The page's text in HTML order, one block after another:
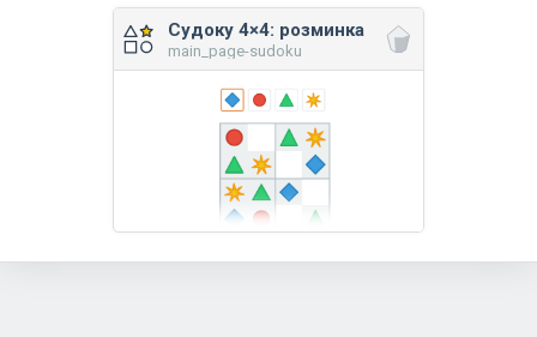
Судоку 4×4: розминка
main_page-sudoku